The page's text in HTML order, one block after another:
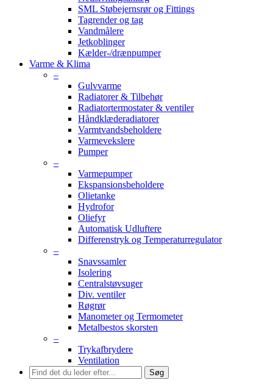
SML Støbejernsrør og Fittings
Tagrender og tag
Vandmålere
Jetkoblinger
Kælder-/drænpumper
Varme & Klima
–
Gulvvarme
Radiatorer & Tilbehør
Radiatortermostater & ventiler
Håndklæderadiatorer
Varmtvandsbeholdere
Varmevekslere
Pumper
–
Varmepumper
Ekspansionsbeholdere
Olietanke
Hydrofor
Oliefyr
Automatisk Udluftere
Differenstryk og Temperaturregulator
–
Snavssamler
Isolering
Centralstøvsuger
Div. ventiler
Røgrør
Manometer og Termometer
Metalbestos skorsten
–
Trykafbrydere
Ventilation
Søg